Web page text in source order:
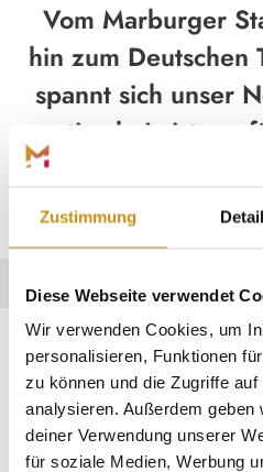
Zustimmung
Diese Webseite verwendet
Wir verwenden Cookies, um
personalisieren, Funktionen
zu können und die Zugriffe
analysieren. Außerdem geben
deiner Verwendung unserer
für soziale Medien, Werbung
Vom Marburger
hin zum Deutschen
spannt sich unser
optimale Leistung
und unsere
~
UNSERE
TOURISTISCHEN